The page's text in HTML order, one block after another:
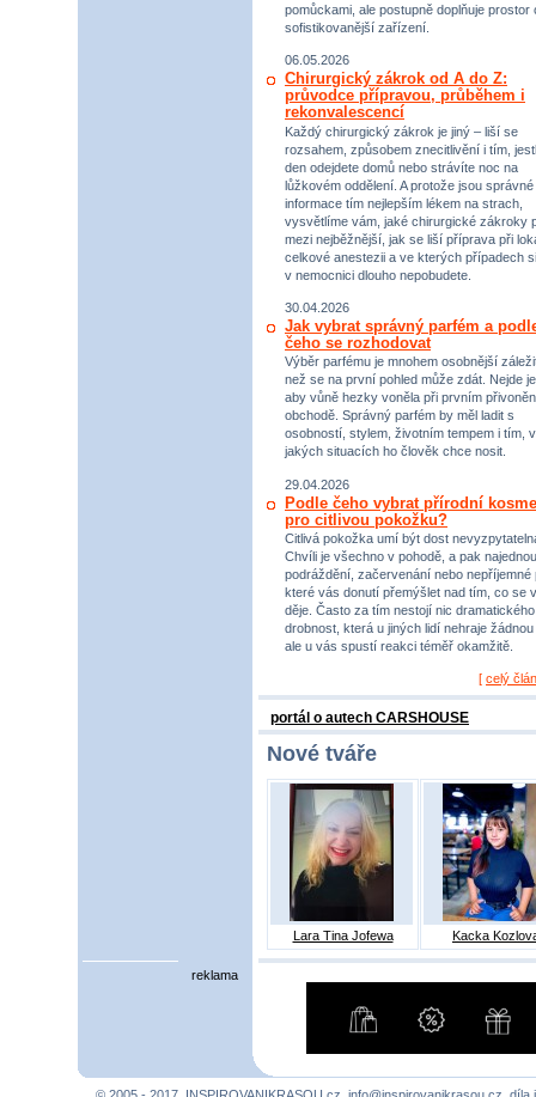
pomůckami, ale postupně doplňuje prostor
sofistikovanější zařízení.
06.05.2026
Chirurgický zákrok od A do Z:
průvodce přípravou, průběhem i
rekonvalescencí
Každý chirurgický zákrok je jiný – liší se
rozsahem, způsobem znecitlivění i tím,
den odejdete domů nebo strávíte noc na
lůžkovém oddělení. A protože jsou správné
informace tím nejlepším lékem na strach,
vysvětlíme vám, jaké chirurgické zákroky
mezi nejběžnější, jak se liší příprava při
celkové anestezii a ve kterých případech si
v nemocnici dlouho nepobudete.
30.04.2026
Jak vybrat správný parfém a
čeho se rozhodovat
Výběr parfému je mnohem osobnější
než se na první pohled může zdát. Nejde
aby vůně hezky voněla při prvním
obchodě. Správný parfém by měl ladit s
osobností, stylem, životním tempem i tím, v
jakých situacích ho člověk chce nosit.
29.04.2026
Podle čeho vybrat přírodní
pro citlivou pokožku?
Citlivá pokožka umí být dost
Chvíli je všechno v pohodě, a pak
podráždění, začervenání nebo nepříjemné
které vás donutí přemýšlet nad tím, co se
děje. Často za tím nestojí nic
drobnost, která u jiných lidí nehraje žádnou
ale u vás spustí reakci téměř okamžitě.
[ celý
portál o autech CARSHOUSE
Nové tváře
Lara Tina Jofewa Kacka
reklama